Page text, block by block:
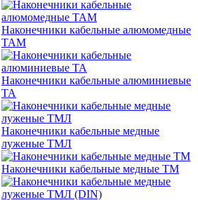
Наконечники кабельные алюмомедные
ТАМ
Наконечники кабельные алюминиевые
ТА
Наконечники кабельные медные
луженые ТМЛ
Наконечники кабельные медные ТМ